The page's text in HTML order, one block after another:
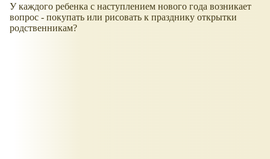
У каждого ребенка с наступлением нового года возникает
вопрос - покупать или рисовать к празднику открытки
родственникам?